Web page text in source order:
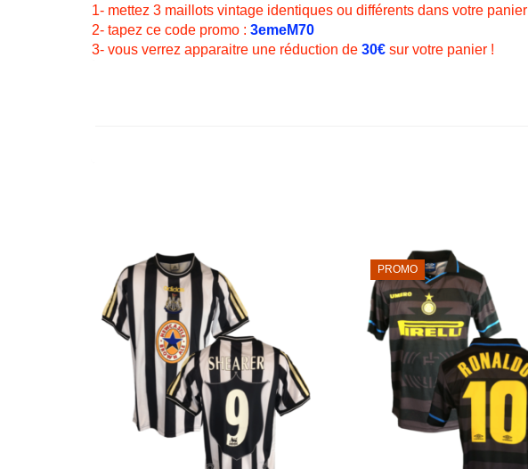
1- mettez 3 maillots vintage identiques ou différents dans votre panier
2- tapez ce code promo : 3emeM70
3- vous verrez apparaitre une réduction de 30€ sur votre panier !
PROMO